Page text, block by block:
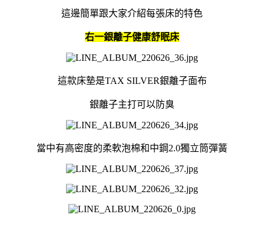
這邊簡單跟大家介紹每張床的特色
右一銀離子健康舒眠床
這款床墊是TAX SILVER銀離子面布
銀離子主打可以防臭
當中有高密度的柔軟泡棉和中鋼2.0獨立筒彈簧